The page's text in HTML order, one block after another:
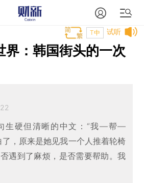
试听
T中
界：韩国街头的一次
生硬但清晰的中文：“我—帮—
了，原来是她见我一个人推着轮椅
遇到了麻烦，是否需要帮助。我